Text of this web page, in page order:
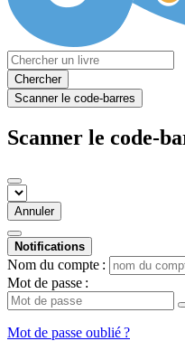
Chercher
Scanner le code-barres
Scanner le code-
Annuler
Notifications
Nom du compte :
Mot de passe :
Mot de passe oublié ?